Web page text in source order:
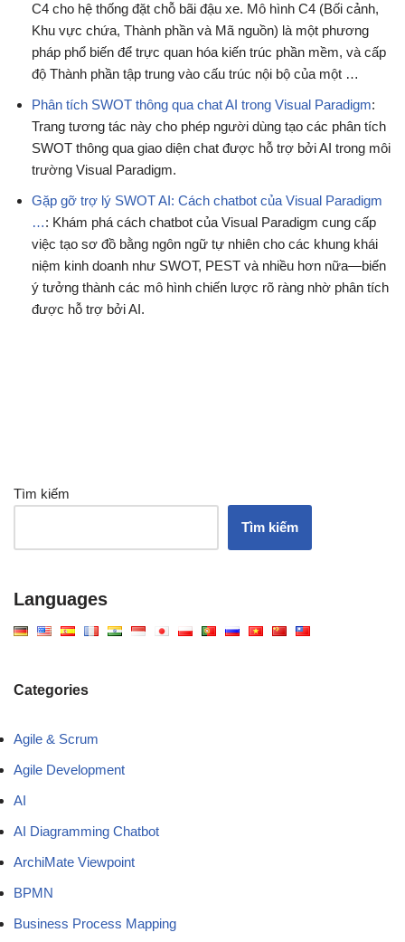
C4 cho hệ thống đặt chỗ bãi đậu xe. Mô hình C4 (Bối cảnh,
Khu vực chứa, Thành phần và Mã nguồn) là một phương
pháp phổ biến để trực quan hóa kiến trúc phần mềm, và cấp
độ Thành phần tập trung vào cấu trúc nội bộ của một …
Phân tích SWOT thông qua chat AI trong Visual Paradigm:
Trang tương tác này cho phép người dùng tạo các phân tích
SWOT thông qua giao diện chat được hỗ trợ bởi AI trong môi
trường Visual Paradigm.
Gặp gỡ trợ lý SWOT AI: Cách chatbot của Visual Paradigm
…: Khám phá cách chatbot của Visual Paradigm cung cấp
việc tạo sơ đồ bằng ngôn ngữ tự nhiên cho các khung khái
niệm kinh doanh như SWOT, PEST và nhiều hơn nữa—biến
ý tưởng thành các mô hình chiến lược rõ ràng nhờ phân tích
được hỗ trợ bởi AI.
Tìm kiếm
Tìm kiếm
Languages
Categories
Agile & Scrum
Agile Development
AI
AI Diagramming Chatbot
ArchiMate Viewpoint
BPMN
Business Process Mapping